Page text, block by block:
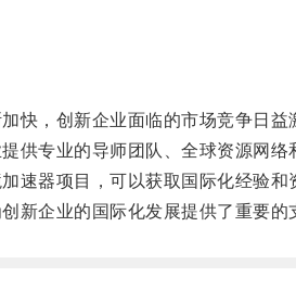
，创新企业面临的市场竞争日益
专业的导师团队、全球资源网络
器项目，可以获取国际化经验和
企业的国际化发展提供了重要的